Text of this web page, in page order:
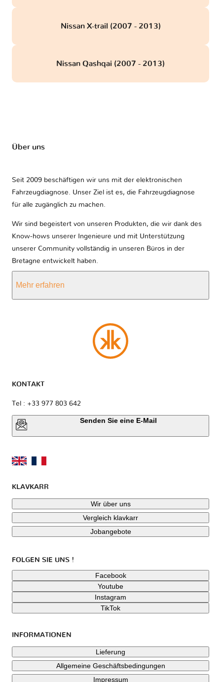
Nissan X-trail (2007 - 2013)
Nissan Qashqai (2007 - 2013)
Über uns
Seit 2009 beschäftigen wir uns mit der elektronischen
Fahrzeugdiagnose. Unser Ziel ist es, die Fahrzeugdiagnose
für alle zugänglich zu machen.
Wir sind begeistert von unseren Produkten, die wir dank des
Know-hows unserer Ingenieure und mit Unterstützung
unserer Community vollständig in unseren Büros in der
Bretagne entwickelt haben.
Mehr erfahren
KONTAKT
Tel : +33 977 803 642
Senden Sie eine E-Mail
KLAVKARR
Wir über uns
Vergleich klavkarr
Jobangebote
FOLGEN SIE UNS !
Facebook
Youtube
Instagram
TikTok
INFORMATIONEN
Lieferung
Allgemeine Geschäftsbedingungen
Impressum